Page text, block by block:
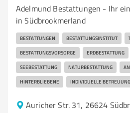
Adelmund Bestattungen - Ihr
in Südbrookmerland
BESTATTUNGEN BESTATTUNGSINSTITUT
BESTATTUNGSVORSORGE ERDBESTATTUNG
SEEBESTATTUNG NATURBESTATTUNG
HINTERBLIEBENE INDIVIDUELLE BETREUUNG
Auricher Str. 31, 26624